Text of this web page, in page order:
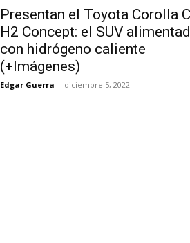
Presentan el Toyota Corolla
H2 Concept: el SUV
con hidrógeno caliente
(+Imágenes)
Edgar Guerra - diciembre 5, 2022